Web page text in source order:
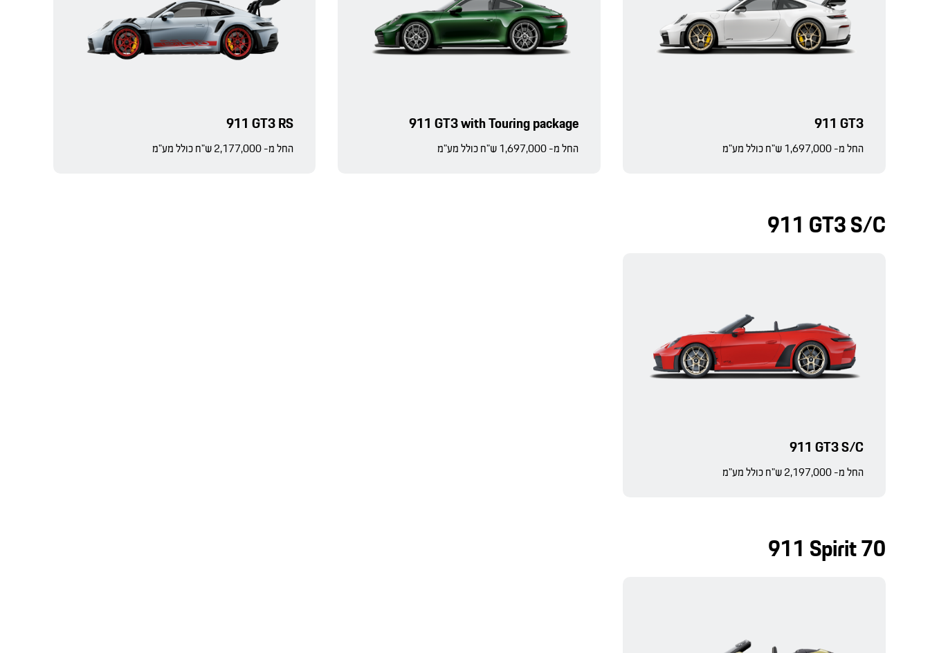
911 GT3
החל מ- 1,697,000 ש"ח כולל מע"מ
911 GT3 with Touring package
החל מ- 1,697,000 ש"ח כולל מע"מ
911 GT3 RS
החל מ- 2,177,000 ש"ח כולל מע"מ
911 GT3 S/C
911 GT3 S/C
החל מ- 2,197,000 ש"ח כולל מע"מ
911 Spirit 70